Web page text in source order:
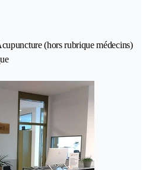
(hors rubrique médecins)